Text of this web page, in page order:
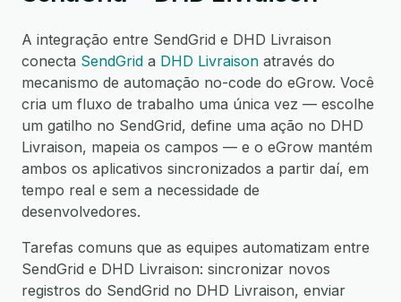
A integração entre SendGrid e DHD Livraison
conecta SendGrid a DHD Livraison através do
mecanismo de automação no-code do eGrow. Você
cria um fluxo de trabalho uma única vez — escolhe
um gatilho no SendGrid, define uma ação no DHD
Livraison, mapeia os campos — e o eGrow mantém
ambos os aplicativos sincronizados a partir daí, em
tempo real e sem a necessidade de
desenvolvedores.
Tarefas comuns que as equipes automatizam entre
SendGrid e DHD Livraison: sincronizar novos
registros do SendGrid no DHD Livraison, enviar